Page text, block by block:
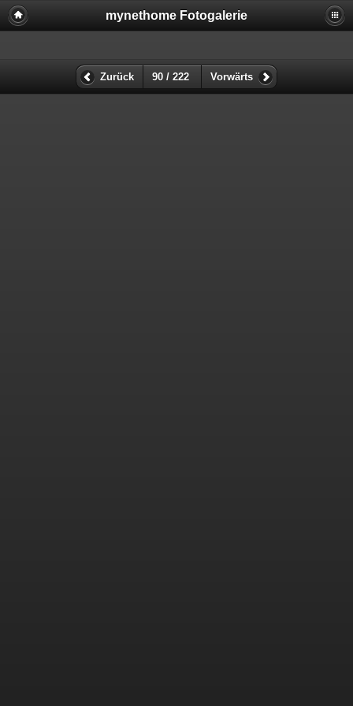
mynethome Fotogalerie
Zurück 90 / 222 Vorwärts